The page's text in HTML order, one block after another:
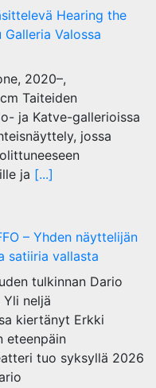
Hearing the
Valossa
2020–,
Taiteiden
ja Katve-gallerioissa
jossa
ja [...]
– Yhden näyttelijän
satiiria vallasta
tulkinnan Dario
neljä
kiertänyt Erkki
eteenpäin
tuo syksyllä 2026